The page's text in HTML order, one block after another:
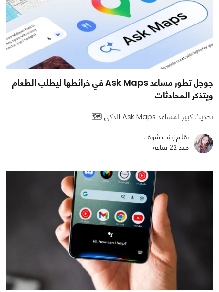
جوجل تطور مساعد Ask Maps في خرائطها ليطلب الطعام
ويتذكر المحادثات
تحديث كبير لمساعد Ask Maps الذكي 🗺️
بقلم زينب شريف
منذ 22 ساعة